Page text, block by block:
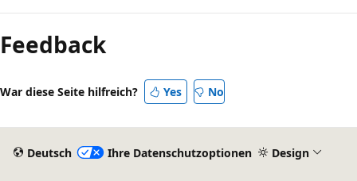
Lesemodus
deaktiviert
Feedback
War diese Seite hilfreich? Yes No
Deutsch Ihre Datenschutzoptionen Design